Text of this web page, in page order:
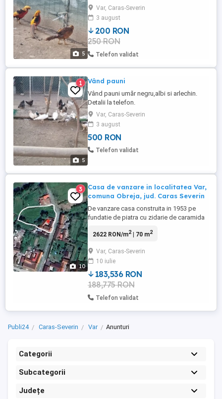
5
Var, Caras-Severin
3 august
200 RON
250 RON
Telefon validat
5
1 Vând pauni
Vând pauni umăr negru,albi si arlechin.
Detalii la telefon.
Var, Caras-Severin
3 august
500 RON
Telefon validat
10
3
Casa de vanzare in localitatea Var,
comuna Obreja, jud. Caras Severin
De vanzare casa construita in 1953 pe
fundatie de piatra cu zidarie de caramida
1. Corp principal - 3 camere + hol 2.
magazie de depozitare,grajd, alte anexe 4.
Gradina Suprafata utila casa: 80mp
Suprafata teren: 1800mp Camerele ...
2622 RON/m2| 70 m2
Var, Caras-Severin
10 iulie
183,536 RON
188,775 RON
Telefon validat
Publi24 Caras-Severin Var Anunturi
Categorii
Subcategorii
Județe